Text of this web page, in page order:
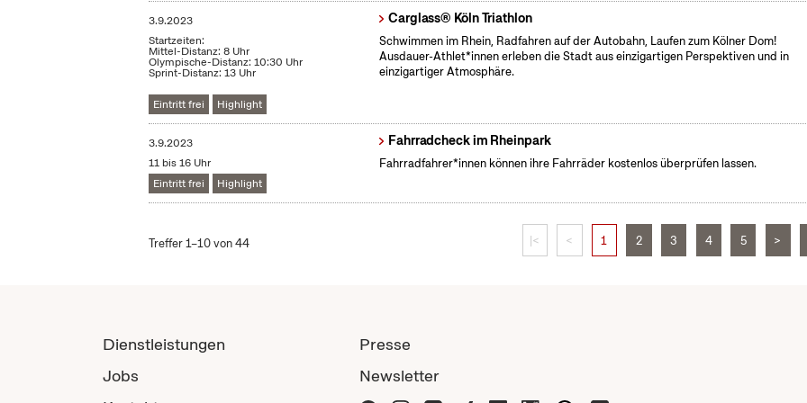
3.9.2023
Startzeiten:
Mittel-Distanz: 8 Uhr
Olympische-Distanz: 10:30 Uhr
Sprint-Distanz: 13 Uhr
Eintritt frei Highlight
Carglass® Köln Triathlon
Schwimmen im Rhein, Radfahren auf der Autobahn, Laufen zum Kölner Dom!
Ausdauer-Athlet*innen erleben die Stadt aus einzigartigen Perspektiven und in
einzigartiger Atmosphäre.
3.9.2023
11 bis 16 Uhr
Eintritt frei
Highlight
Fahrradcheck im Rheinpark
Fahrradfahrer*innen können ihre Fahrräder kostenlos überprüfen lassen.
Treffer 1–10 von 44 |< < 1 2 3 4 5 >
Dienstleistungen
Jobs
Presse
Newsletter